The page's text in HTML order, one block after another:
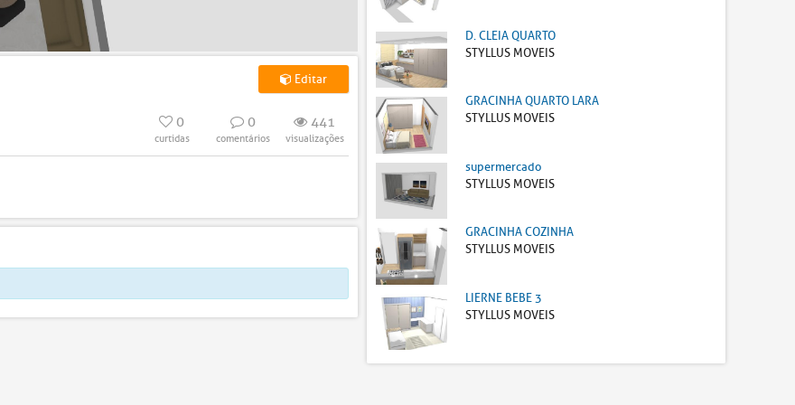
Editar
0
curtidas
0
comentários
441
visualizações
D. CLEIA QUARTO
STYLLUS MOVEIS
GRACINHA QUARTO LARA
STYLLUS MOVEIS
supermercado
STYLLUS MOVEIS
GRACINHA COZINHA
STYLLUS MOVEIS
LIERNE BEBE 3
STYLLUS MOVEIS